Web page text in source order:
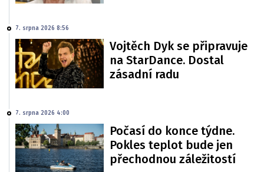
7. srpna 2026 8:56
Vojtěch Dyk se připravuje
na StarDance. Dostal
zásadní radu
7. srpna 2026 4:00
Počasí do konce týdne.
Pokles teplot bude jen
přechodnou záležitostí